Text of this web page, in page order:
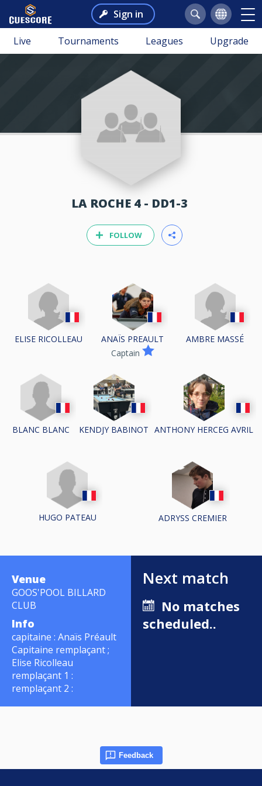
Sign in
Live Tournaments Leagues Upgrade
LA ROCHE 4 - DD1-3
FOLLOW
ELISE RICOLLEAU
ANAÏS PREAULT
Captain
AMBRE MASSÉ
BLANC BLANC KENDJY BABINOT ANTHONY HERCEG AVRIL
HUGO PATEAU ADRYSS CREMIER
Venue
GOOS'POOL BILLARD
CLUB
Info
capitaine : Anaïs Préault
Capitaine remplaçant ;
Elise Ricolleau
remplaçant 1 :
remplaçant 2 :
Next match
No matches
scheduled..
Feedback